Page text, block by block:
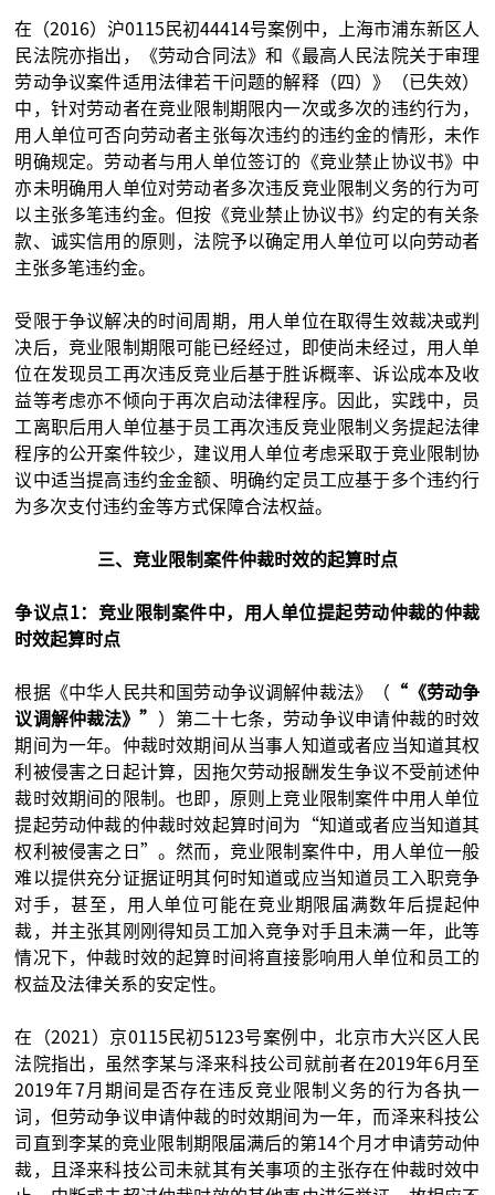
在（2016）沪0115民初44414号案例中，上海市浦东新区人
民法院亦指出，《劳动合同法》和《最高人民法院关于审理
劳动争议案件适用法律若干问题的解释（四）》（已失效）
中，针对劳动者在竞业限制期限内一次或多次的违约行为，
用人单位可否向劳动者主张每次违约的违约金的情形，未作
明确规定。劳动者与用人单位签订的《竞业禁止协议书》中
亦未明确用人单位对劳动者多次违反竞业限制义务的行为可
以主张多笔违约金。但按《竞业禁止协议书》约定的有关条
款、诚实信用的原则，法院予以确定用人单位可以向劳动者
主张多笔违约金。
受限于争议解决的时间周期，用人单位在取得生效裁决或判
决后，竞业限制期限可能已经经过，即使尚未经过，用人单
位在发现员工再次违反竞业后基于胜诉概率、诉讼成本及收
益等考虑亦不倾向于再次启动法律程序。因此，实践中，员
工离职后用人单位基于员工再次违反竞业限制义务提起法律
程序的公开案件较少，建议用人单位考虑采取于竞业限制协
议中适当提高违约金金额、明确约定员工应基于多个违约行
为多次支付违约金等方式保障合法权益。
三、竞业限制案件仲裁时效的起算时点
争议点1：竞业限制案件中，用人单位提起劳动仲裁的仲裁
时效起算时点
根据《中华人民共和国劳动争议调解仲裁法》（ “《劳动争
议调解仲裁法》” ）第二十七条，劳动争议申请仲裁的时效
期间为一年。仲裁时效期间从当事人知道或者应当知道其权
利被侵害之日起计算，因拖欠劳动报酬发生争议不受前述仲
裁时效期间的限制。也即，原则上竞业限制案件中用人单位
提起劳动仲裁的仲裁时效起算时间为“知道或者应当知道其
权利被侵害之日”。然而，竞业限制案件中，用人单位一般
难以提供充分证据证明其何时知道或应当知道员工入职竞争
对手，甚至，用人单位可能在竞业期限届满数年后提起仲
裁，并主张其刚刚得知员工加入竞争对手且未满一年，此等
情况下，仲裁时效的起算时间将直接影响用人单位和员工的
权益及法律关系的安定性。
在（2021）京0115民初5123号案例中，北京市大兴区人民
法院指出，虽然李某与泽来科技公司就前者在2019年6月至
2019年7月期间是否存在违反竞业限制义务的行为各执一
词，但劳动争议申请仲裁的时效期间为一年，而泽来科技公
司直到李某的竞业限制期限届满后的第14个月才申请劳动仲
裁，且泽来科技公司未就其有关事项的主张存在仲裁时效中